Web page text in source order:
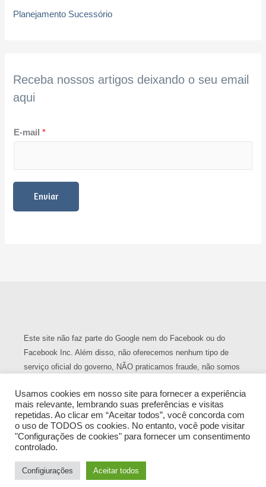
Planejamento Sucessório
Receba nossos artigos deixando o seu email
aqui
E-mail*
Enviar
Este site não faz parte do Google nem do Facebook ou do
Facebook Inc. Além disso, não oferecemos nenhum tipo de
serviço oficial do governo, NÃO praticamos fraude, não somos
uma empresa que vende criptoativos ou qualquer outro serviço.
Usamos cookies em nosso site para fornecer a experiência
mais relevante, lembrando suas preferências e visitas
repetidas. Ao clicar em “Aceitar todos”, você concorda com
o uso de TODOS os cookies. No entanto, você pode visitar
"Configurações de cookies" para fornecer um consentimento
controlado.
Configiurações Aceitar todos